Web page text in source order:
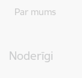
Par mums
Noderīgi